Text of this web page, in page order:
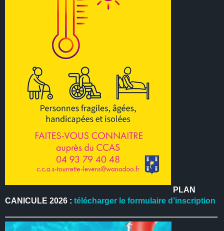
PLAN
CANICULE 2026 :télécharger le formulaire d’inscription